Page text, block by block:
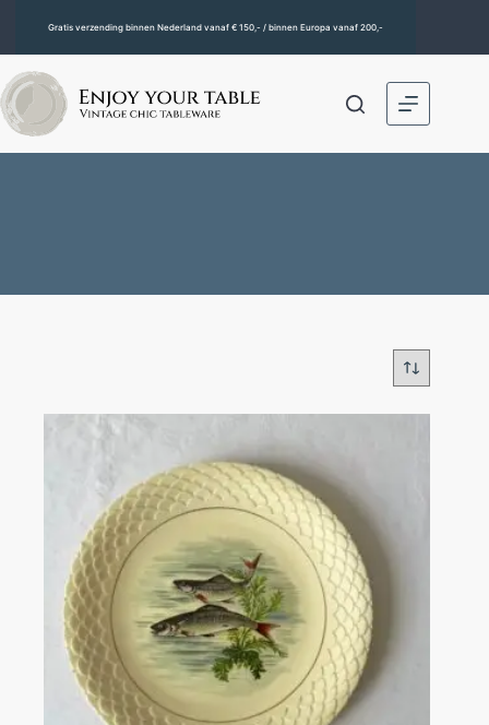
Gratis verzending binnen Nederland vanaf € 150,- / binnen Europa vanaf 200,-